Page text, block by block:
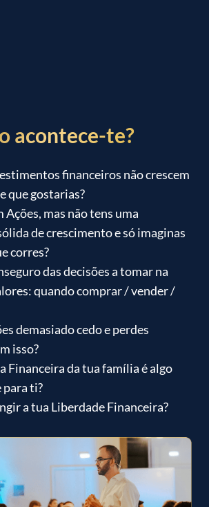
acontece-te?
financeiros não crescem
que gostarias?
Ações, mas não tens uma
de crescimento e só imaginas
corres?
das decisões a tomar na
quando comprar / vender /
demasiado cedo e perdes
isso?
Financeira da tua família é algo
ti?
a tua Liberdade Financeira?